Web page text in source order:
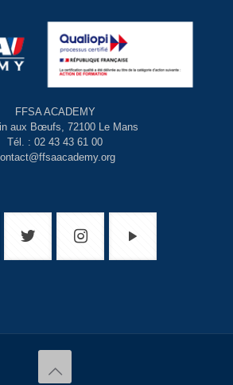
FFSA ACADEMY
aux Bœufs, 72100 Le Mans
Tél. : 02 43 43 61 00